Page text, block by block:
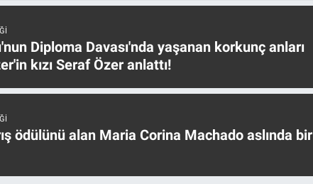
Diploma Davası'nda yaşanan korkunç anları
kızı Seraf Özer anlattı!
ödülünü alan Maria Corina Machado aslında bir